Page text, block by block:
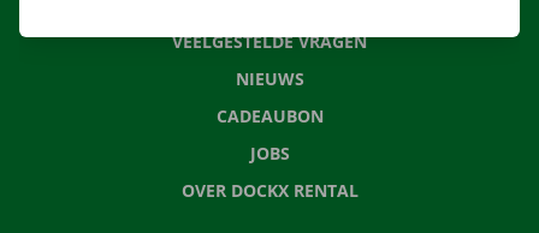
VEELGESTELDE VRAGEN
NIEUWS
CADEAUBON
JOBS
OVER DOCKX RENTAL